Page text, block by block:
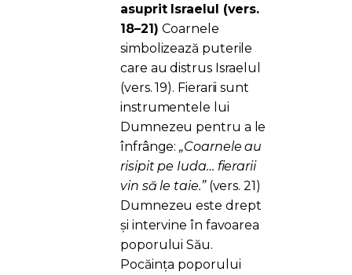
asuprit Israelul (vers.
18–21)Coarnele
simbolizează puterile
care au distrus Israelul
(vers. 19). Fierarii sunt
instrumentele lui
Dumnezeu pentru a le
înfrânge:„Coarnele au
risipit pe Iuda… fierarii
vin să le taie.”(vers. 21)
Dumnezeu este drept
și intervine în favoarea
poporului Său.
Pocăința poporului